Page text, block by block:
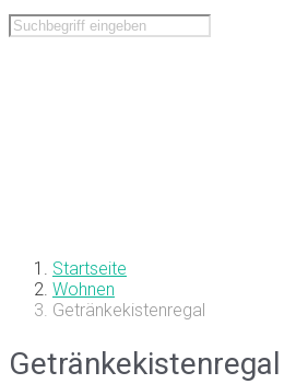
Startseite
Wohnen
Getränkekistenregal
Getränkekistenregal